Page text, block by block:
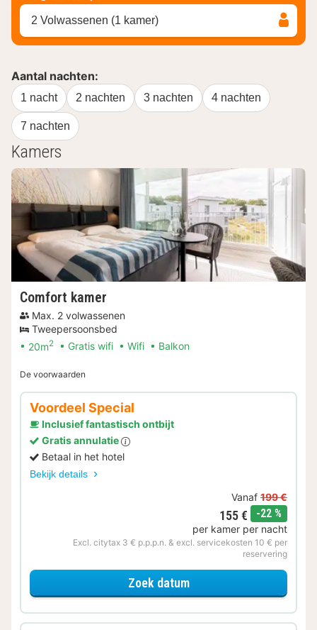
2 Volwassenen (1 kamer)
Aantal nachten:
1 nacht 2 nachten 3 nachten 4 nachten
7 nachten
Kamers
Comfort kamer
Max. 2 volwassenen
Tweepersoonsbed
20m2 Gratis wifi Wifi Balkon
De voorwaarden
Voordeel Special
Inclusief fantastisch ontbijt
Gratis annulatie
Betaal in het hotel
Bekijk details
Vanaf 199 €
155 € -22 %
per kamer per nacht
Excl. citytax 3 € p.p.p.n. & excl. servicekosten 10 € per
reservering
Zoek datumvoor Voordeel Special